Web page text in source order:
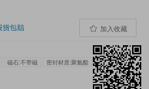
加入收藏
磁石:不带磁 密封材质:聚氨酯